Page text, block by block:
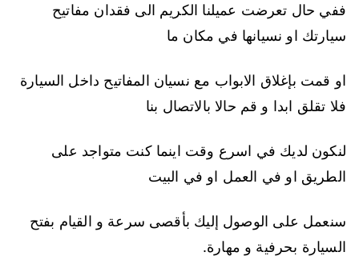
ففي حال تعرضت عميلنا الكريم الى فقدان مفاتيح
سيارتك او نسيانها في مكان ما
او قمت بإغلاق الابواب مع نسيان المفاتيح داخل السيارة
فلا تقلق ابدا و قم حالا بالاتصال بنا
لنكون لديك في اسرع وقت اينما كنت متواجد على
الطريق او في العمل او في البيت
سنعمل على الوصول إليك بأقصى سرعة و القيام بفتح
السيارة بحرفية و مهارة.